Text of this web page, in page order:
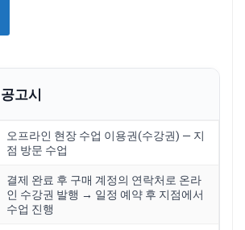
고시
오프라인 현장 수업 이용권(수강권) — 지
점 방문 수업
결제 완료 후 구매 계정의 연락처로 온라
인 수강권 발행 → 일정 예약 후 지점에서
수업 진행